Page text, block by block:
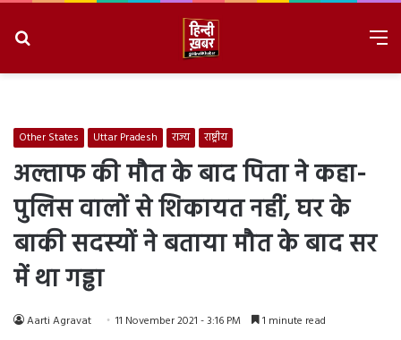
Other States Uttar Pradesh राज्य राष्ट्रीय
अल्ताफ की मौत के बाद पिता ने कहा-
पुलिस वालों से शिकायत नहीं, घर के
बाकी सदस्यों ने बताया मौत के बाद सर
में था गड्ढा
Aarti Agravat 11 November 2021 - 3:16 PM 1 minute read